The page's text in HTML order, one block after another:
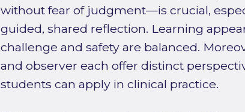
without fear of judgment—is crucial,
guided, shared reflection. Learning
challenge and safety are balanced.
and observer each offer distinct
students can apply in clinical practice.